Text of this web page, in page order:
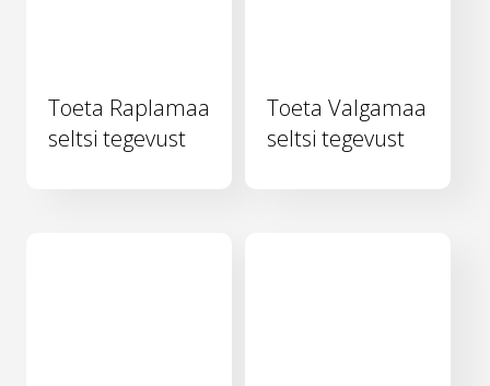
Toeta Raplamaa
seltsi tegevust
Toeta Valgamaa
seltsi tegevust